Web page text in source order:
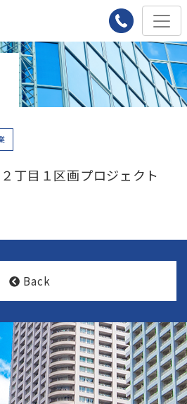
丁目１区画プロジェクト
Back